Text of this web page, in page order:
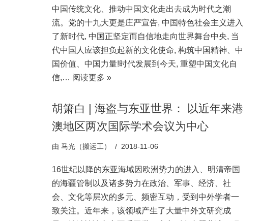
中国传统文化、推动中国文化走出去成为时代之潮
流。党的十九大更是庄严宣告, 中国特色社会主义进入
了新时代, 中国正坚定而自信地走向世界舞台中央, 当
代中国人应该担负起新的文化使命, 构筑中国精神、中
国价值、中国力量!时代发展到今天, 重塑中国文化自
信,… 阅读更多 »
胡箫白 | 海盗与东亚世界： 以近年来港
澳地区两次国际学术会议为中心
由 马光（搬运工） 2018-11-06
16世纪以降的东亚海域因欧洲势力的进入、明清帝国
的海疆管制以及诸多势力在政治、军事、经济、社
会、文化等层次的多元、频密互动，受到中外学者一
致关注。近年来，该领域产生了大量中外文研究成